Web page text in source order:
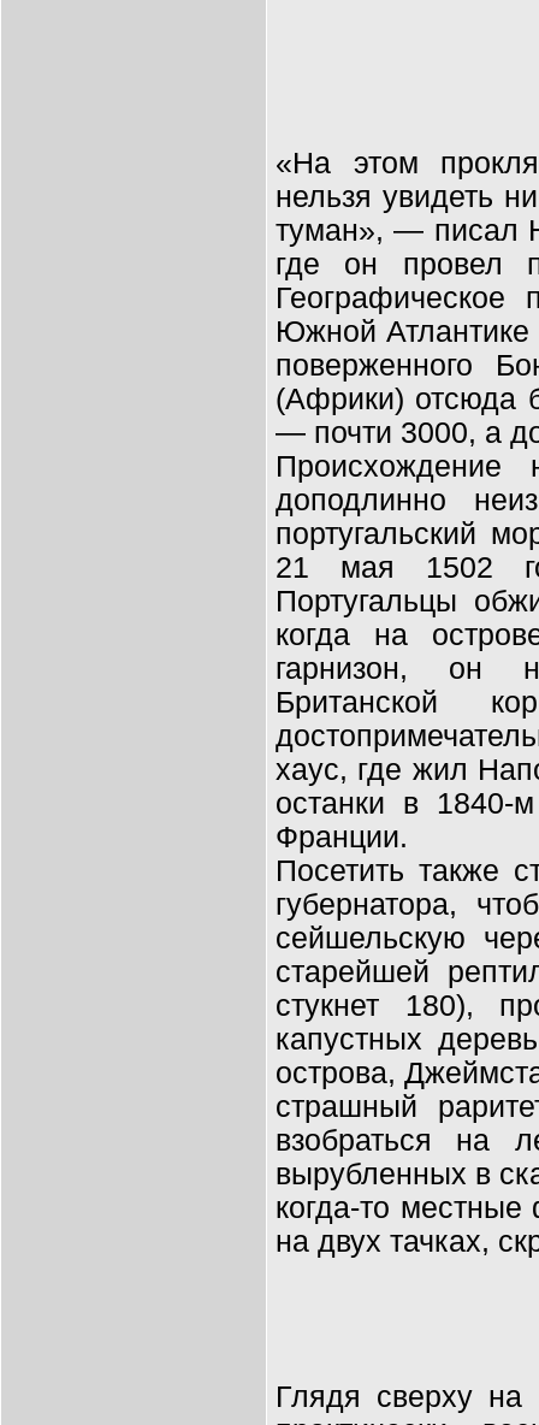
«На этом
нельзя увидеть
туман», — писал
где он провел
Географическое
Южной Атлантике
поверженного
(Африки) отсюда
— почти 3000, а
Происхождение
доподлинно
португальский
21 мая 1502
Португальцы
когда на
гарнизон, он
Британской
хаус, где жил
останки в 1840-
Франции.
Посетить также
губернатора,
сейшельскую
старейшей
стукнет 180),
капустных
острова,
страшный
взобраться на
вырубленных в
когда-то
на двух тачках,
Глядя сверху